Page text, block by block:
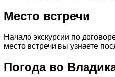
Место встречи
Начало экскурсии по
место встречи вы узнаете
Погода во